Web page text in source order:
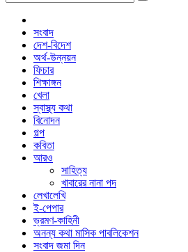
সংবাদ
দেশ-বিদেশ
অর্থ-উন্নয়ন
ফিচার
শিক্ষাঙ্গন
খেলা
স্বাস্থ্য কথা
বিনোদন
গল্প
কবিতা
আরও
সাহিত্য
খাবারের নানা পদ
লেখালেখি
ই-পেপার
ভ্রমণ-কাহিনী
অনন্য কথা মাসিক পাবলিকেশন
সংবাদ জমা দিন